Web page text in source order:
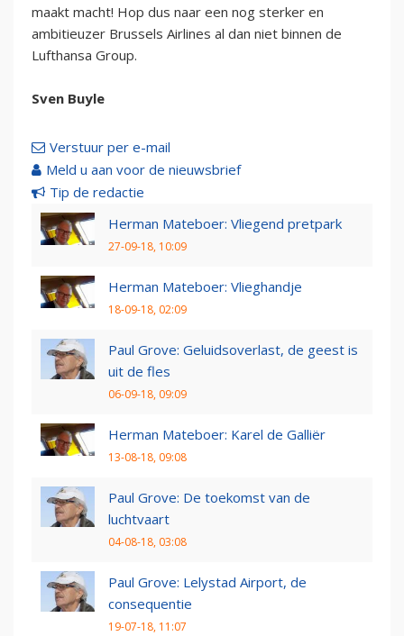
maakt macht! Hop dus naar een nog sterker en
ambitieuzer Brussels Airlines al dan niet binnen de
Lufthansa Group.
Sven Buyle
Verstuur per e-mail
Meld u aan voor de nieuwsbrief
Tip de redactie
Herman Mateboer: Vliegend pretpark
27-09-18, 10:09
Herman Mateboer: Vlieghandje
18-09-18, 02:09
Paul Grove: Geluidsoverlast, de geest is
uit de fles
06-09-18, 09:09
Herman Mateboer: Karel de Galliër
13-08-18, 09:08
Paul Grove: De toekomst van de
luchtvaart
04-08-18, 03:08
Paul Grove: Lelystad Airport, de
consequentie
19-07-18, 11:07